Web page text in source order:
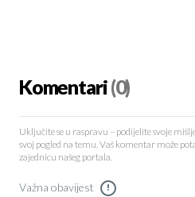
Komentari(0)
Uključite se u raspravu – podijelite svoje
svoj pogled na temu. Vaš komentar može
zajednicu našeg portala.
Važna obavijest !